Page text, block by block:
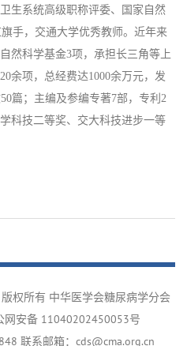
生系统高级职称评委、国家自然
手，交通大学优秀教师。近年来
然科学基金3项，承担长三角等上
余项，总经费达1000余万元，发
篇；主编及参编专著7部，专利2
科技二等奖、交大科技进步一等
权所有 中华医学会糖尿病学分会
网安备 11040202450053号
联系邮箱：cds@cma.org.cn